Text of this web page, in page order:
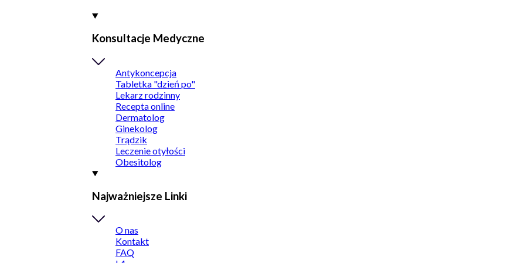
Konsultacje Medyczne
Antykoncepcja
Tabletka "dzień po"
Lekarz rodzinny
Recepta online
Dermatolog
Ginekolog
Trądzik
Leczenie otyłości
Obesitolog
Najważniejsze Linki
O nas
Kontakt
FAQ